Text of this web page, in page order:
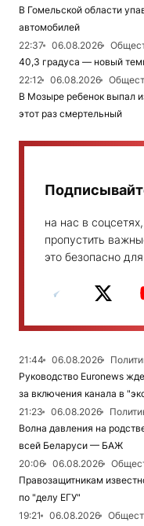
В Гомельской области
автомобилей
22:37
06.08.2026
40,3 градуса — новый
22:12
06.08.2026
В Мозыре ребенок выпал
этот раз смертельный
на нас в
пропустить
это безопасно
21:44 06.08.2026
Руководство Euronews
за включения канала в
21:23
06.08.2026
Волна давления на
всей Беларуси — БАЖ
20:06
06.08.2026
Правозащитникам
по "делу ЕГУ"
19:21
06.08.2026